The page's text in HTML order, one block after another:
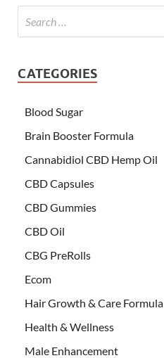
CATEGORIES
Blood Sugar
Brain Booster Formula
Cannabidiol CBD Hemp Oil
CBD Capsules
CBD Gummies
CBD Oil
CBG PreRolls
Ecom
Hair Growth & Care Formula
Health & Wellness
Male Enhancement